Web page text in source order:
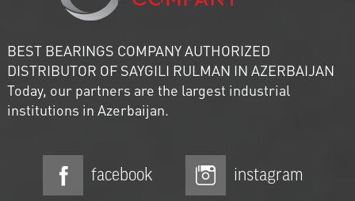
BEST BEARINGS COMPANY AUTHORIZED
DISTRIBUTOR OF SAYGILI RULMAN IN AZERBAIJAN
Today, our partners are the largest industrial
institutions in Azerbaijan.
facebook instagram